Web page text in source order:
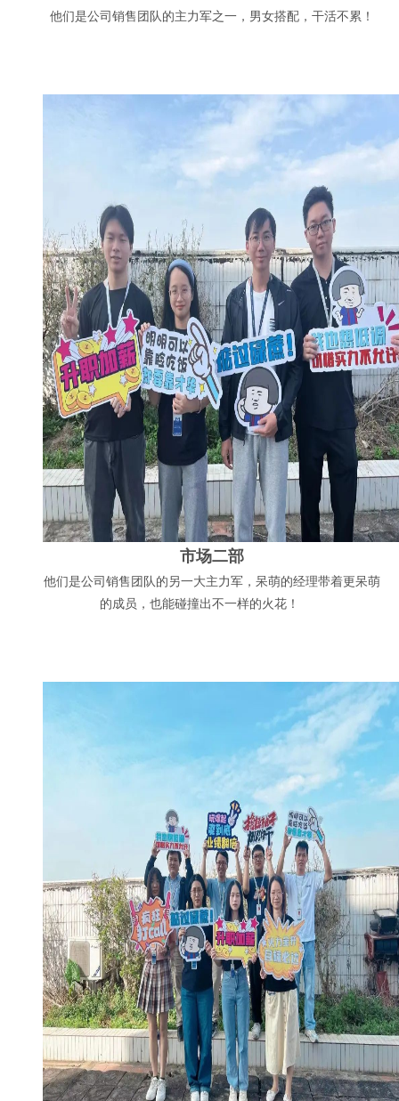
他们是公司销售团队的主力军之一，男女搭配，干活不累！
市场二部
他们是公司销售团队的另一大主力军，呆萌的经理带着更呆萌
的成员，也能碰撞出不一样的火花！